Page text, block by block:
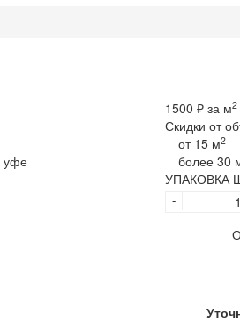
1500 ₽ за м2
Скидки от
от 15 м2
более 30
УПАКОВКА
-